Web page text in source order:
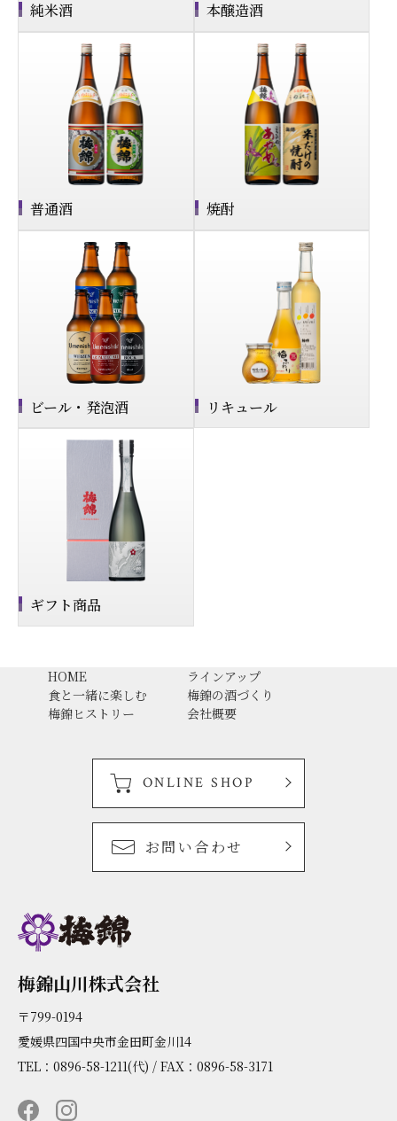
純米酒 本醸造酒
普通酒 焼酎
ビール・発泡酒 リキュール
ギフト商品
梅錦山川株式会社
〒799-0194
愛媛県四国中央市金田町金川14
TEL：0896-58-1211(代) / FAX：0896-58-3171
HOME
ラインアップ
食と一緒に楽しむ
梅錦の酒づくり
梅錦ヒストリー
会社概要
ONLINE SHOP
お問い合わせ